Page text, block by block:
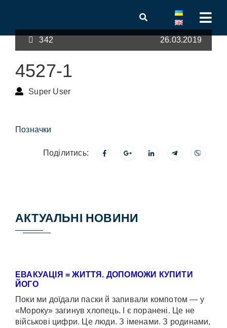
342 26.03.2019
4527-1
Super User
Позначки
Поділитись:
АКТУАЛЬНІ НОВИНИ
ЕВАКУАЦІЯ = ЖИТТЯ. ДОПОМОЖИ КУПИТИ
ЙОГО
Поки ми доїдали паски й запивали компотом — у
«Мороку» загинув хлопець. І є поранені. Це не
військові цифри. Це люди. З іменами. З родинами,